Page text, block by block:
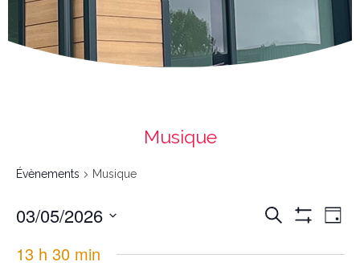
Musique
Évènements Musique
navigation
deRecherche
Filtres
de
Évènement
Day
03/05/2026
13 h 30 min